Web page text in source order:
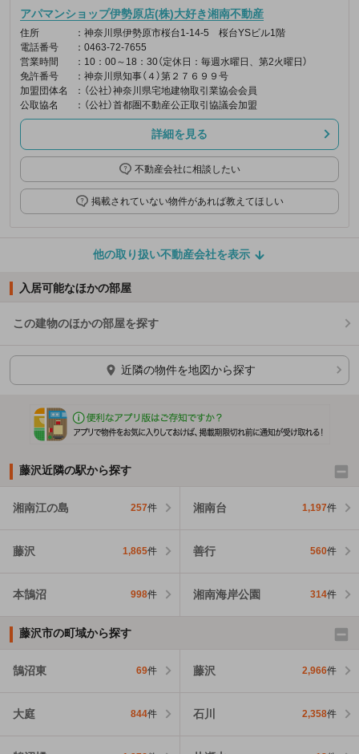
アパマンショップ伊勢原店(株)大好き湘南不動産
住所
：神奈川県伊勢原市桜台1-14-5 桜台YSビル1階
電話番号
：0463-72-7655
営業時間
：10：00～18：30（定休日：毎週水曜日、第2火曜日）
免許番号
：神奈川県知事（４）第２７６９９号
加盟団体名
：（公社）神奈川県宅地建物取引業協会会員
公取協名
：（公社）首都圏不動産公正取引協議会加盟
詳細を見る
不動産会社に相談したい
掲載されていない物件があれば教えてほしい
他の取り扱い不動産会社を表示
入居可能なほかの部屋
この建物のほかの部屋を探す
ほかの部屋を検索中…
近隣の物件を地図から探す
藤沢近隣の駅から探す
湘南江の島 257件 湘南台 1,197件
藤沢 1,865件 善行 560件
本鵠沼 998件 湘南海岸公園 314件
藤沢市の町域から探す
鵠沼東 69件 藤沢 2,966件
大庭 844件 石川 2,358件